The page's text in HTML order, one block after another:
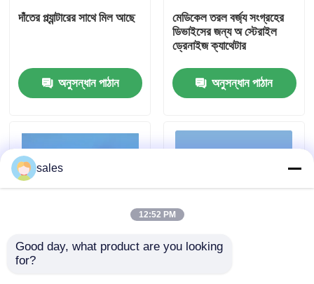
আমাদের সম্পর্কে
মান নিয়ন্ত্রণ
উদ্ধৃতির জন্য আবেদন
দাঁতের প্ল্যান্টারের সাথে মিল আছে
অনুসন্ধান পাঠান
মেডিকেল তরল বর্জ্য সংগ্রহের
ডিভাইসের জন্য অ স্টেরাইল
ড্রেনাইজ ক্যাথেটার
অনুসন্ধান পাঠান
হাসপাতাল/ক্লিনিকের জন্য ধমনী
sales
12:52 PM
Good day, what product are you looking
for?